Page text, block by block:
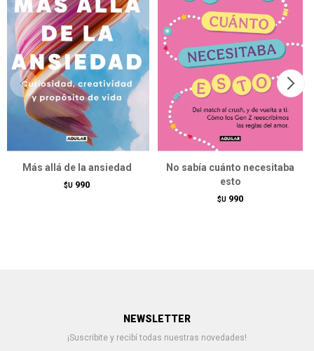
Más allá de la ansiedad
$U 990
No sabía cuánto necesitaba
esto
$U 990
NEWSLETTER
¡Suscribite y recibí todas nuestras novedades!